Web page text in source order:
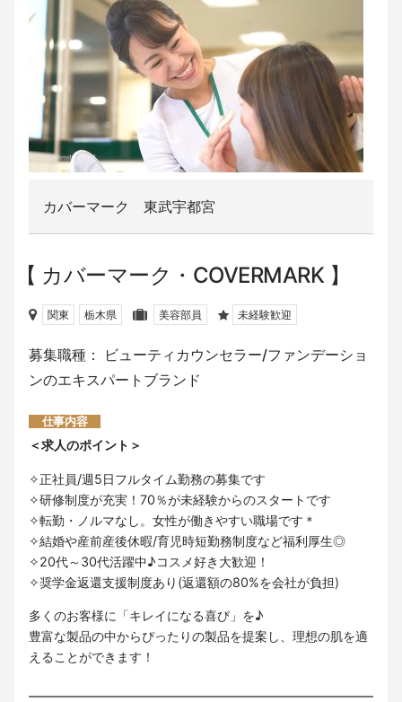
カバーマーク 東武宇都宮
カバーマーク・COVERMARK
関東 栃木県 美容部員 未経験歓迎
募集職種： ビューティカウンセラー/ファンデーショ
ンのエキスパートブランド
仕事内容
＜求人のポイント＞
✧正社員/週5日フルタイム勤務の募集です
✧研修制度が充実！70％が未経験からのスタートです
✧転勤・ノルマなし。女性が働きやすい職場です＊
✧結婚や産前産後休暇/育児時短勤務制度など福利厚生◎
✧20代～30代活躍中♪コスメ好き大歓迎！
✧奨学金返還支援制度あり(返還額の80%を会社が負担)
多くのお客様に「キレイになる喜び」を♪
豊富な製品の中からぴったりの製品を提案し、理想の肌を適
えることができます！